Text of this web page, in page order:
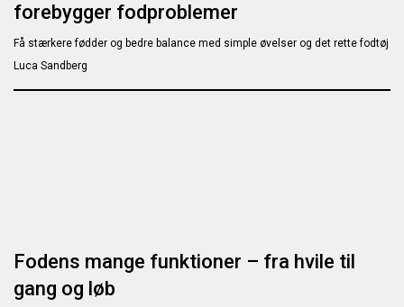
forebygger fodproblemer
Få stærkere fødder og bedre balance med simple øvelser og det rette fodtøj
Luca Sandberg
Fodens mange funktioner – fra hvile til
gang og løb